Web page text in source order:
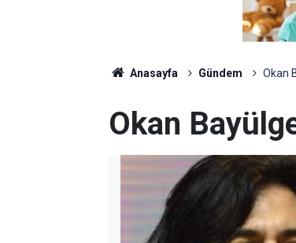
Anasayfa Gündem Okan
Okan